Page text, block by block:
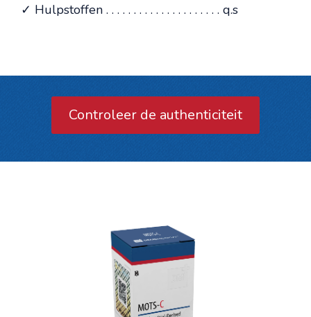
✓ Hulpstoffen . . . . . . . . . . . . . . . . . . . . . q.s
Controleer de authenticiteit